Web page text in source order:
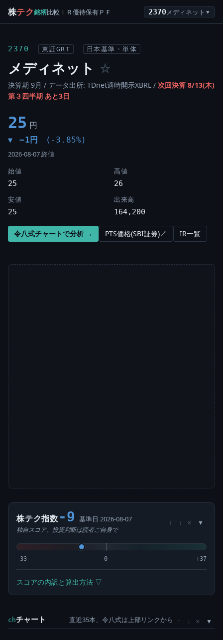
株テク銘柄比較 ＩＲ優待保有ＰＦ 2370 メディネット ▼
2370 東証GRT 日本基準・単体
メディネット ☆
決算期 9月 / データ出所: TDnet適時開示XBRL / 次回決算 8/13(木)
第３四半期 あと3日
25 円
▼ −1円 (-3.85%)
2026-08-07 終値
始値
25
高値
26
安値
25
出来高
164,200
令八式チャートで分析 → PTS価格(SBI証券)↗ IR一覧
株テク指数 -9 基準日 2026-08-07
独自スコア。投資判断は読者ご自身で
↑ ↓ ×
−33 0 +37
スコアの内訳と算出方法 ▽
chチャート 直近35本、令八式は上部リンクから ↑ ↓ ×